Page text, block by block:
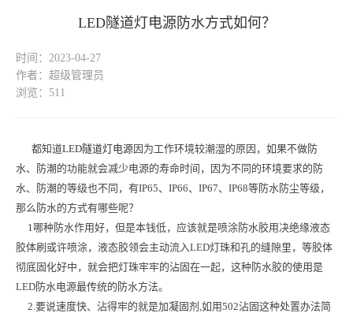
LED隧道灯电源防水方式如何？
时间：2023-04-27
作者：超级管理员
浏览：511
都知道LED隧道灯电源因为工作环境较潮湿的原因，如果不做防
水、防潮的功能就会减少电源的寿命时间，因为不同的环境要求的防
水、防潮的等级也不同，有IP65、IP66、IP67、IP68等防水防尘等级，
那么防水的方式有哪些呢？
1哪种防水作用好，但是本钱低，应该就是喷涂防水胶用决绝缘液态
胶体刷或许喷涂，液态胶领会主动流入LED灯珠和孔的缝隙里，等胶体
彻底固化好中，就会把灯珠牢牢的沾固在一起，这种防水胶的使用是
LED防水电源最传统的防水方法。
2.要说速度快、沾得牢的就是加凝固剂,如用502沾固这种处置办法简